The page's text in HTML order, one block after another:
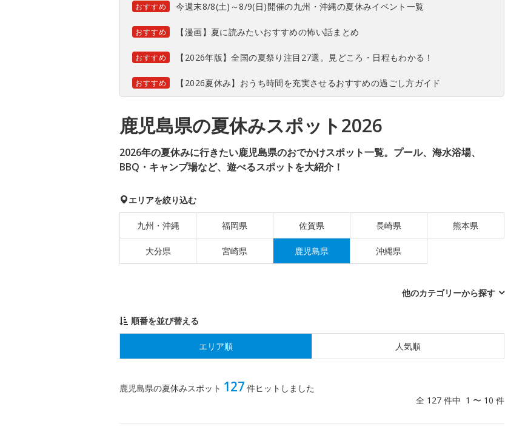
おすすめ 今週末8/8(土)～8/9(日)開催の九州・沖縄の夏休みイベント一覧
おすすめ 【漫画】夏に読みたいおすすめの怖い話まとめ
おすすめ 【2026年版】全国の夏祭り注目27選。見どころ・日程もわかる！
おすすめ 【2026夏休み】おうち時間を充実させるおすすめの過ごし方ガイド
鹿児島県の夏休みスポット2026
2026年の夏休みに行きたい鹿児島県のおでかけスポット一覧。プール、海水浴場、
BBQ・キャンプ場など、遊べるスポットを大紹介！
エリアを絞り込む
九州・沖縄 福岡県 佐賀県 長崎県 熊本県
大分県 宮崎県 鹿児島県 沖縄県
他のカテゴリーから探す
順番を並び替える
エリア順 人気順
鹿児島県の夏休みスポット 127 件ヒットしました
全 127 件中 1 〜 10 件